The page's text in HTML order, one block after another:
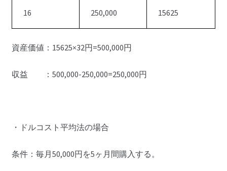
16 250,000 15625
資産価値：15625×32円=500,000円
収益 ：500,000-250,000=250,000円
・ドルコスト平均法の場合
条件：毎月50,000円を5ヶ月間購入する。